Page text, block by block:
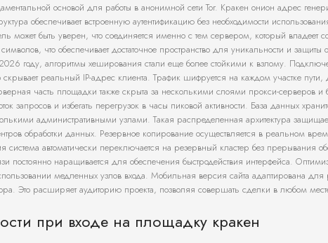
основой для работы в анонимной сети Tor. Кракен онион адрес
обеспечивает встроенную аутентификацию без необходимости
может быть уверен, что соединяется именно с тем сервером, который владеет
что обеспечивает достаточное пространство для уникальности и
2026 году, алгоритмы хеширования стали еще более стойкими к взлому.
скрывает реальный IP-адрес клиента. Трафик шифруется на каждом участке
часть площадки также скрыта за несколькими слоями прокси-серверов и
запросов и избегать перегрузок в часы пиковой активности. База данных
административными узлами. Такая распределенная архитектура
обработки данных. Резервное копирование осуществляется в реальном
автоматически переключается на резервный кластер без прерывания
постоянно наращивается для обеспечения быстродействия интерфейса.
медленных узлов входа. Мобильная версия сайта адаптирована для
Это расширяет аудиторию проекта, позволяя совершать сделки в любом
при входе на площадку кракен